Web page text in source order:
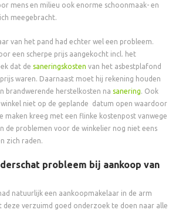
mens en milieu ook enorme schoonmaak- en
meegebracht.
van het pand had echter wel een probleem.
een scherpe prijs aangekocht incl. het
dat de saneringskosten van het asbestplafond
waren. Daarnaast moet hij rekening houden
brandwerende herstelkosten na sanering. Ook
winkel niet op de geplande datum open waardoor
maken kreeg met een flinke kostenpost vanwege
de problemen voor de winkelier nog niet eens
zich raden.
probleem bij aankoop van
natuurlijk een aankoopmakelaar in de arm
deze verzuimd goed onderzoek te doen naar alle